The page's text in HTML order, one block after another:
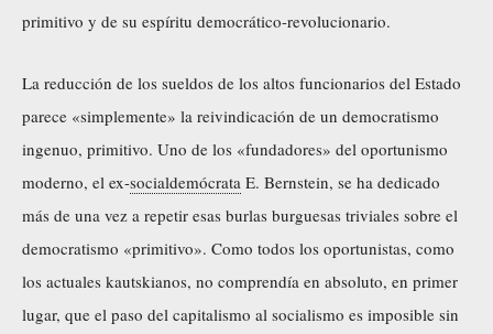
primitivo y de su espíritu democrático-revolucionario.
La reducción de los sueldos de los altos funcionarios del Estado
parece «simplemente» la reivindicación de un democratismo
ingenuo, primitivo. Uno de los «fundadores» del oportunismo
moderno, el ex-socialdemócrata E. Bernstein, se ha dedicado
más de una vez a repetir esas burlas burguesas triviales sobre el
democratismo «primitivo». Como todos los oportunistas, como
los actuales kautskianos, no comprendía en absoluto, en primer
lugar, que el paso del capitalismo al socialismo es imposible sin